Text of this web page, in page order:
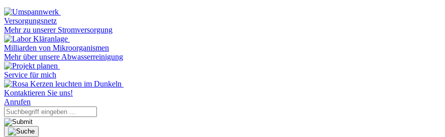
Versorgungsnetz
Mehr zu unserer Stromversorgung
Milliarden von Mikroorganismen
Mehr über unsere Abwasserreinigung
Service für mich
Kontaktieren Sie uns!
Anrufen